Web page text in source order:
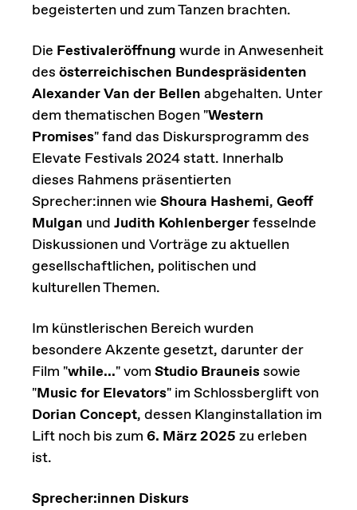
begeisterten und zum Tanzen brachten.
Die Festivaleröffnung wurde in Anwesenheit
des österreichischen Bundespräsidenten
Alexander Van der Bellen abgehalten. Unter
dem thematischen Bogen "Western
Promises" fand das Diskursprogramm des
Elevate Festivals 2024 statt. Innerhalb
dieses Rahmens präsentierten
Sprecher:innen wie Shoura Hashemi, Geoff
Mulgan und Judith Kohlenbergerfesselnde
Diskussionen und Vorträge zu aktuellen
gesellschaftlichen, politischen und
kulturellen Themen.
Im künstlerischen Bereich wurden
besondere Akzente gesetzt, darunter der
Film "while..." vom Studio Brauneissowie
"Music for Elevators" im Schlossberglift von
Dorian Concept, dessen Klanginstallation im
Lift noch bis zum 6. März 2025 zu erleben
ist.
Sprecher:innen Diskurs